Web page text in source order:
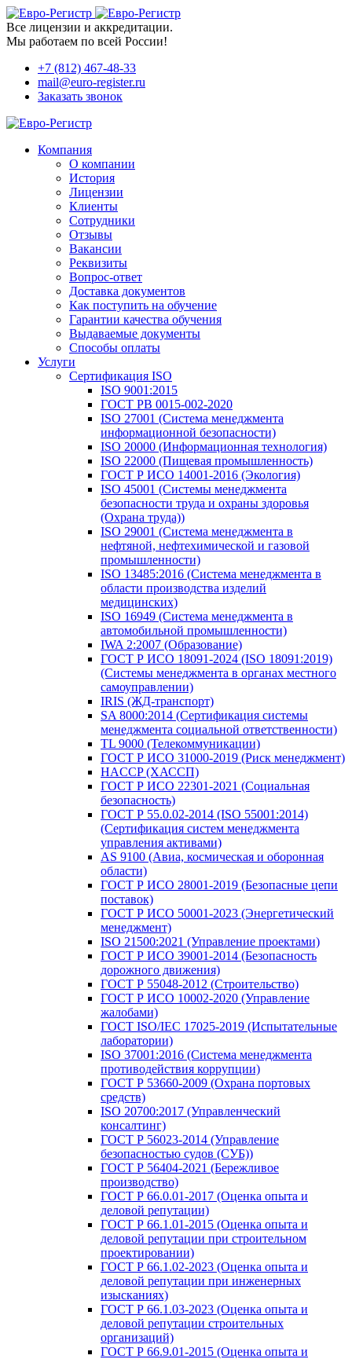
Все лицензии и аккредитации.
Мы работаем по всей России!
+7 (812) 467-48-33
mail@euro-register.ru
Заказать звонок
Компания
О компании
История
Лицензии
Клиенты
Сотрудники
Отзывы
Вакансии
Реквизиты
Вопрос-ответ
Доставка документов
Как поступить на обучение
Гарантии качества обучения
Выдаваемые документы
Способы оплаты
Услуги
Сертификация ISO
ISO 9001:2015
ГОСТ РВ 0015-002-2020
ISO 27001 (Система менеджмента
информационной безопасности)
ISO 20000 (Информационная технология)
ISO 22000 (Пищевая промышленность)
ГОСТ Р ИСО 14001-2016 (Экология)
ISO 45001 (Системы менеджмента
безопасности труда и охраны здоровья
(Охрана труда))
ISO 29001 (Система менеджмента в
нефтяной, нефтехимической и газовой
промышленности)
ISO 13485:2016 (Система менеджмента в
области производства изделий
медицинских)
ISO 16949 (Система менеджмента в
автомобильной промышленности)
IWA 2:2007 (Образование)
ГОСТ Р ИСО 18091-2024 (ISO 18091:2019)
(Системы менеджмента в органах местного
самоуправлении)
IRIS (ЖД-транспорт)
SA 8000:2014 (Сертификация системы
менеджмента социальной ответственности)
TL 9000 (Телекоммуникации)
ГОСТ Р ИСО 31000-2019 (Риск менеджмент)
HACCP (ХАССП)
ГОСТ Р ИСО 22301-2021 (Социальная
безопасность)
ГОСТ Р 55.0.02-2014 (ISO 55001:2014)
(Сертификация систем менеджмента
управления активами)
AS 9100 (Авиа, космическая и оборонная
области)
ГОСТ Р ИСО 28001-2019 (Безопасные цепи
поставок)
ГОСТ Р ИСО 50001-2023 (Энергетический
менеджмент)
ISO 21500:2021 (Управление проектами)
ГОСТ Р ИСО 39001-2014 (Безопасность
дорожного движения)
ГОСТ Р 55048-2012 (Строительство)
ГОСТ Р ИСО 10002-2020 (Управление
жалобами)
ГОСТ ISO/IEC 17025-2019 (Испытательные
лаборатории)
ISO 37001:2016 (Система менеджмента
противодействия коррупции)
ГОСТ Р 53660-2009 (Охрана портовых
средств)
ISO 20700:2017 (Управленческий
консалтинг)
ГОСТ Р 56023-2014 (Управление
безопасностью судов (СУБ))
ГОСТ Р 56404-2021 (Бережливое
производство)
ГОСТ Р 66.0.01-2017 (Оценка опыта и
деловой репутации)
ГОСТ Р 66.1.01-2015 (Оценка опыта и
деловой репутации при строительном
проектировании)
ГОСТ Р 66.1.02-2023 (Оценка опыта и
деловой репутации при инженерных
изысканиях)
ГОСТ Р 66.1.03-2023 (Оценка опыта и
деловой репутации строительных
организаций)
ГОСТ Р 66.9.01-2015 (Оценка опыта и